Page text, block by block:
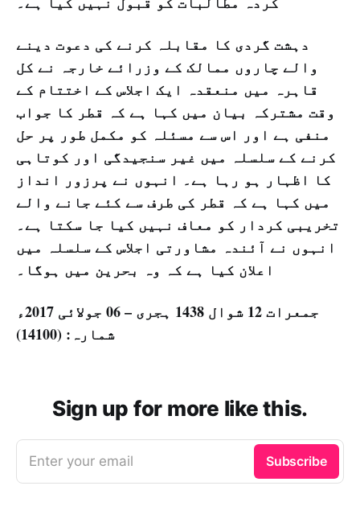
دہشت گردی کا مقابلہ کرنے کی دعوت دینے
والے چاروں ممالک کے وزرائے خارجہ نے کل
قاہرہ میں منعقدہ ایک اجلاس کے اختتام کے
وقت مشترکہ بیان میں کہا ہے کہ قطر کا جواب
منفی ہے اور اس سے مسئلہ کو مکمل طور پر حل
کرنے کے سلسلہ میں غیر سنجیدگی اور کوتاہی
کا اظہار ہو رہا ہے۔ انہوں نے پرزور انداز
میں کہا ہے کہ قطر کی طرف سے کئے جانے والے
تخریبی کردار کو معاف نہیں کیا جا سکتا ہے۔
انہوں نے آئندہ مشاورتی اجلاس کے سلسلہ میں
اعلان کیا ہے کہ وہ بحرین میں ہوگا۔
جمعرات 12 شوال 1438 ہجری – 06 جولائی 2017ء
شمارہ: (14100)
Sign up for more like this.
Enter your email Subscribe